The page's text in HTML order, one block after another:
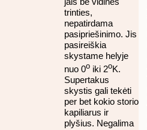
trinties,
nepatirdama
pasipriešinimo. Jis
pasireiškia
skystame helyje
nuo 0o iki 2oK.
Supertakus
skystis gali tekėti
per bet kokio storio
kapiliarus ir
plyšius. Negalima